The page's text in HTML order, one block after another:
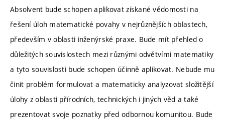
Absolvent bude schopen aplikovat získané vědomosti na
řešení úloh matematické povahy v nejrůznějších oblastech,
především v oblasti inženýrské praxe. Bude mít přehled o
důležitých souvislostech mezi různými odvětvími matematiky
a tyto souvislosti bude schopen účinně aplikovat. Nebude mu
činit problém formulovat a matematicky analyzovat složitější
úlohy z oblasti přírodních, technických i jiných věd a také
prezentovat svoje poznatky před odbornou komunitou. Bude